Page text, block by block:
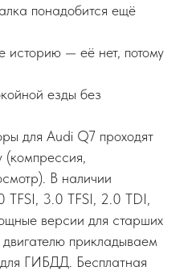
понадобится ещё
историю — её нет, потому
езды без
для Audi Q7 проходят
В наличии
TFSI, 3.0 TFSI, 2.0 TDI,
версии для старших
прикладываем
для ГИБДД. Бесплатная